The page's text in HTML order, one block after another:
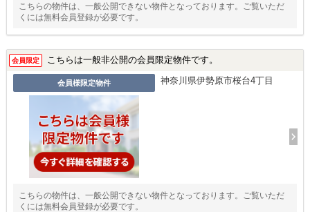
こちらの物件は、一般公開できない物件となっております。ご覧いただ
くには無料会員登録が必要です。
会員限定 こちらは一般非公開の会員限定物件です。
会員様限定物件 神奈川県伊勢原市桜台4丁目
こちらの物件は、一般公開できない物件となっております。ご覧いただ
くには無料会員登録が必要です。